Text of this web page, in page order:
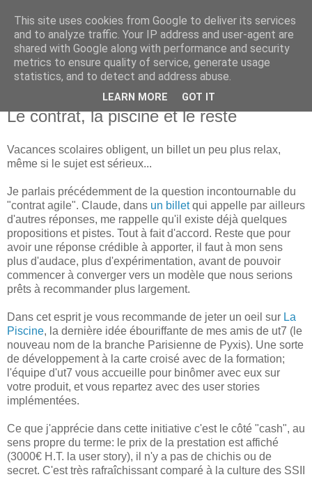
Institut Agile
Une informatique plus humaine et plus efficace...
mardi 26 octobre 2010
Le contrat, la piscine et le reste
Vacances scolaires obligent, un billet un peu plus relax,
même si le sujet est sérieux...
Je parlais précédemment de la question incontournable du
"contrat agile". Claude, dans un billetqui appelle par ailleurs
d'autres réponses, me rappelle qu'il existe déjà quelques
propositions et pistes. Tout à fait d'accord. Reste que pour
avoir une réponse crédible à apporter, il faut à mon sens
plus d'audace, plus d'expérimentation, avant de pouvoir
commencer à converger vers un modèle que nous serions
prêts à recommander plus largement.
Dans cet esprit je vous recommande de jeter un oeil sur La
Piscine, la dernière idée ébouriffante de mes amis de ut7 (le
nouveau nom de la branche Parisienne de Pyxis). Une sorte
de développement à la carte croisé avec de la formation;
l'équipe d'ut7 vous accueille pour binômer avec eux sur
votre produit, et vous repartez avec des user stories
implémentées.
Ce que j'apprécie dans cette initiative c'est le côté "cash", au
sens propre du terme: le prix de la prestation est affiché
(3000€ H.T. la user story), il n'y a pas de chichis ou de
secret. C'est très rafraîchissant comparé à la culture des SSII
This site uses cookies from Google to deliver its services
and to analyze traffic. Your IP address and user-agent are
shared with Google along with performance and security
metrics to ensure quality of service, generate usage
statistics, and to detect and address abuse.
LEARN MORE GOT IT